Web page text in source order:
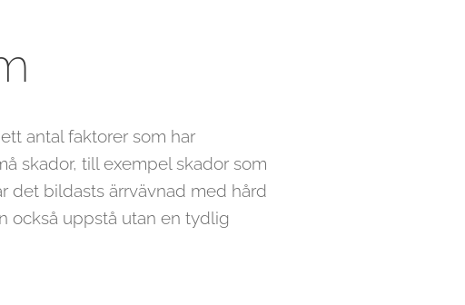
antal faktorer som har
skador, till exempel skador som
det bildasts ärrvävnad med hård
också uppstå utan en tydlig